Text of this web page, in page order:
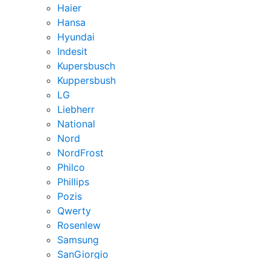
Haier
Hansa
Hyundai
Indesit
Kupersbusch
Kuppersbush
LG
Liebherr
National
Nord
NordFrost
Philco
Phillips
Pozis
Qwerty
Rosenlew
Samsung
SanGiorgio